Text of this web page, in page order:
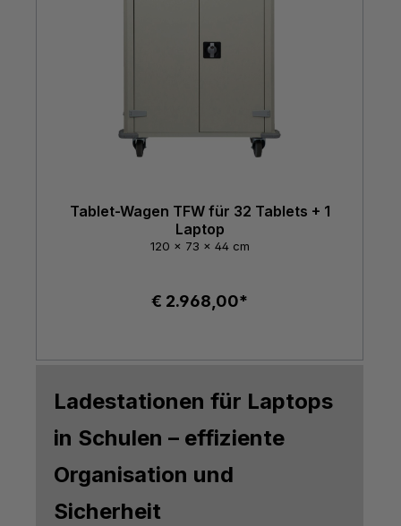
Tablet-Wagen TFW für 32 Tablets + 1
Laptop
120 x 73 x 44 cm
€ 2.968,00*
Ladestationen für Laptops
in Schulen – effiziente
Organisation und
Sicherheit